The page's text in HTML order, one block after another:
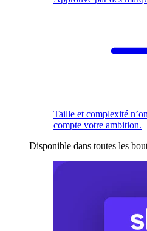
Taille et complexité
compte votre ambition.
Disponible dans toutes les